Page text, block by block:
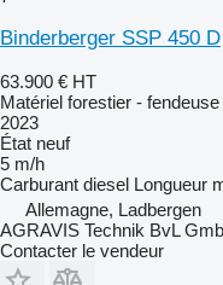
Binderberger SSP 450 D
63.900 € HT
Matériel forestier - fendeuse
2023
État neuf
5 m/h
Carburant diesel Longueur
Allemagne, Ladbergen
AGRAVIS Technik BvL
Contacter le vendeur